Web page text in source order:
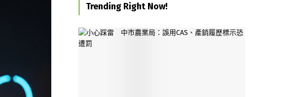
Trending Right Now!